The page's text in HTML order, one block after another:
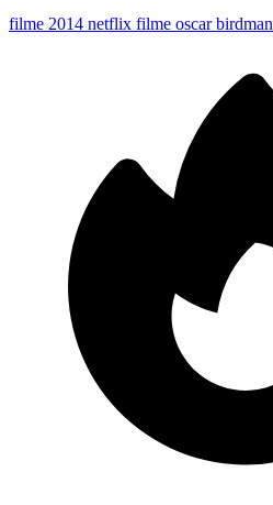
filme 2014 netflix filme oscarbirdman